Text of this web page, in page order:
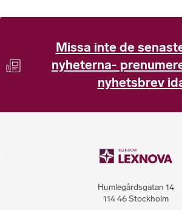
Missa inte de
nyheterna-
nyhetsbrev
Humlegårdsgatan 14
114 46 Stockholm